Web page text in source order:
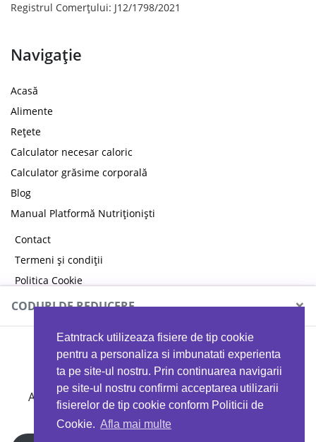
Eatntrack utilizeaza fisiere de tip cookie
pentru a personaliza si imbunatati experienta
ta pe site-ul nostru. Prin continuarea navigarii
pe site-ul nostru confirmi acceptarea utilizarii
fisierelor de tip cookie conform Politicii de
Cookie. Afla mai multe
Registrul Comerțului: J12/1798/2021
Navigație
Acasă
Alimente
Rețete
Calculator necesar caloric
Calculator grăsime corporală
Blog
Manual Platformă Nutriționiști
Contact
Termeni și condiții
Politica Cookie
Politica de confidențialitate
CODURI DE REDUCERE ×
MYPROTEIN
Ai 40%reducere la orice comandă folosind codul
EATTRACK